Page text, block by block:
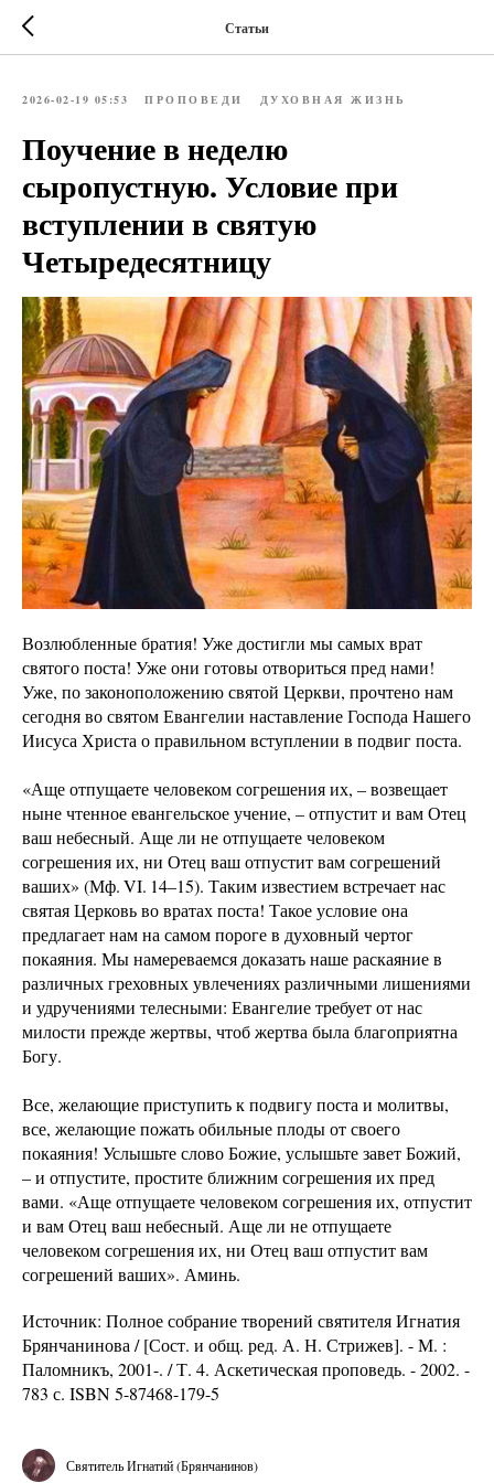
Статьи
2026-02-19 05:53 ПРОПОВЕДИ ДУХОВНАЯ ЖИЗНЬ
Поучение в неделю
сыропустную. Условие при
вступлении в святую
Четыредесятницу
Возлюбленные братия! Уже достигли мы самых врат
святого поста! Уже они готовы отвориться пред нами!
Уже, по законоположению святой Церкви, прочтено нам
сегодня во святом Евангелии наставление Господа Нашего
Иисуса Христа о правильном вступлении в подвиг поста.
«Аще отпущаете человеком согрешения их, – возвещает
ныне чтенное евангельское учение, – отпустит и вам Отец
ваш небесный. Аще ли не отпущаете человеком
согрешения их, ни Отец ваш отпустит вам согрешений
ваших» (Мф. VI. 14–15). Таким известием встречает нас
святая Церковь во вратах поста! Такое условие она
предлагает нам на самом пороге в духовный чертог
покаяния. Мы намереваемся доказать наше раскаяние в
различных греховных увлечениях различными лишениями
и удручениями телесными: Евангелие требует от нас
милости прежде жертвы, чтоб жертва была благоприятна
Богу.
Все, желающие приступить к подвигу поста и молитвы,
все, желающие пожать обильные плоды от своего
покаяния! Услышьте слово Божие, услышьте завет Божий,
– и отпустите, простите ближним согрешения их пред
вами. «Аще отпущаете человеком согрешения их, отпустит
и вам Отец ваш небесный. Аще ли не отпущаете
человеком согрешения их, ни Отец ваш отпустит вам
согрешений ваших». Аминь.
Источник: Полное собрание творений святителя Игнатия
Брянчанинова / [Сост. и общ. ред. А. Н. Стрижев]. - М. :
Паломникъ, 2001-. / Т. 4. Аскетическая проповедь. - 2002. -
783 с. ISBN 5-87468-179-5
Святитель Игнатий (Брянчанинов)